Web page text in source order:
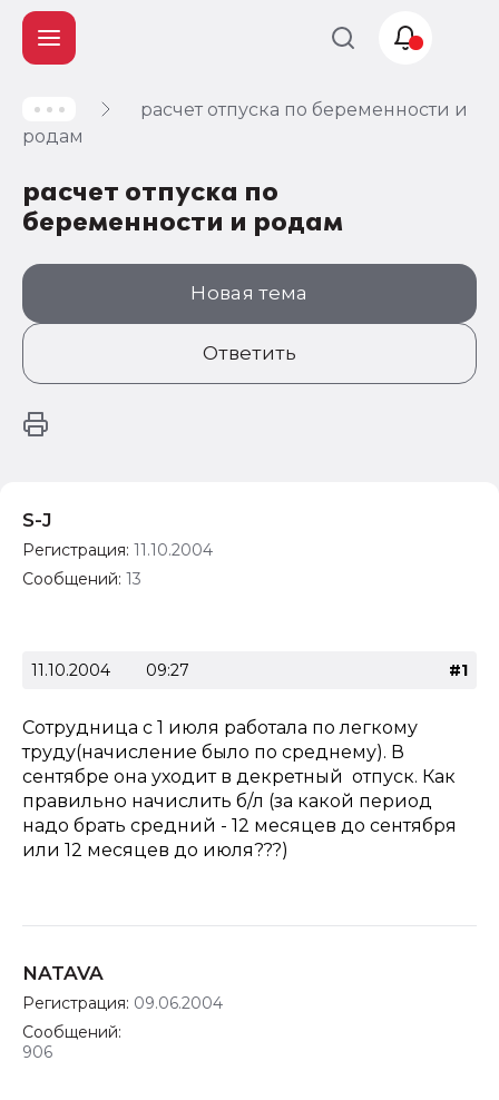
расчет отпуска по беременности и
родам
расчет отпуска по
беременности и родам
Новая тема
Ответить
S-J
Регистрация: 11.10.2004
Сообщений: 13
11.10.2004 09:27 #1
Сотрудница с 1 июля работала по легкому
труду(начисление было по среднему). В
сентябре она уходит в декретный отпуск. Как
правильно начислить б/л (за какой период
надо брать средний - 12 месяцев до сентября
или 12 месяцев до июля???)
NATAVA
Регистрация: 09.06.2004
Сообщений:
906
Учет и
налогообложение
Автоматизация